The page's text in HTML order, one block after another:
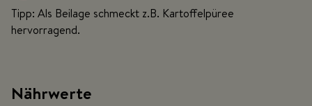
Tipp: Als Beilage schmeckt z.B. Kartoffelpüree
hervorragend.
Nährwerte